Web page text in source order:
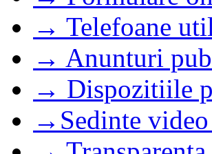
→ Telefoane
→ Anunturi
→ Dispozitiile
→Sedinte